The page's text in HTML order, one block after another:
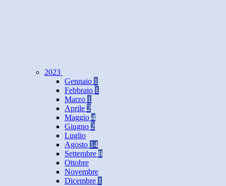
2023
Gennaio 1
Febbraio 1
Marzo 1
Aprile 2
Maggio 4
Giugno 2
Luglio
Agosto 14
Settembre 8
Ottobre
Novembre
Dicembre 1